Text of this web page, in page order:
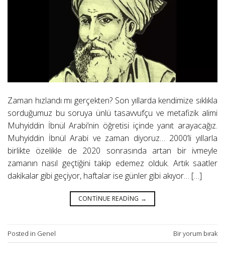
Zaman hızlandı mı gerçekten? Son yıllarda kendimize sıklıkla
sorduğumuz bu soruya ünlü tasavvufçu ve metafizik alimi
Muhyiddin İbnül Arabi’nin öğretisi içinde yanıt arayacağız.
Muhyiddin İbnül Arabi ve zaman diyoruz… 2000’li yıllarla
birlikte özelikle de 2020 sonrasında artan bir ivmeyle
zamanın nasıl geçtiğini takip edemez olduk. Artık saatler
dakikalar gibi geçiyor, haftalar ise günler gibi akıyor… […]
CONTINUE READING →
Posted in Genel Bir yorum bırak